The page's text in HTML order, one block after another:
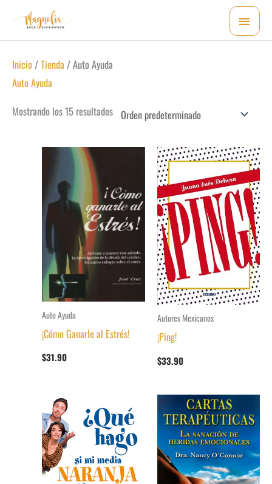
contenido
Inicio/Tienda / Auto Ayuda
Auto Ayuda
Mostrando los 15 resultados
Auto Ayuda
¡Cómo Ganarle al Estrés!
$31.90
Autores Mexicanos
¡Ping!
$33.90